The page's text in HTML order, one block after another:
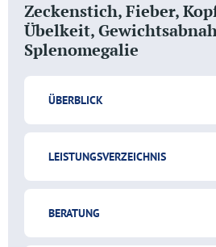
Zeckenstich, Fieber,
Übelkeit,
Splenomegalie
ÜBERBLICK
LEISTUNGSVERZEICHNIS
BERATUNG